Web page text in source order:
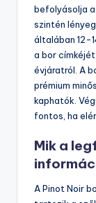
befolyásolja
szintén
általában 12-
a bor
évjáratról. A
prémium
kaphatók.
fontos, ha
Mik a
A Pinot Noir